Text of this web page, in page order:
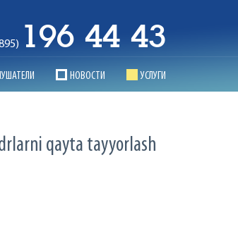
196 44 43
НОВОСТИ УСЛУГИ
qayta tayyorlash